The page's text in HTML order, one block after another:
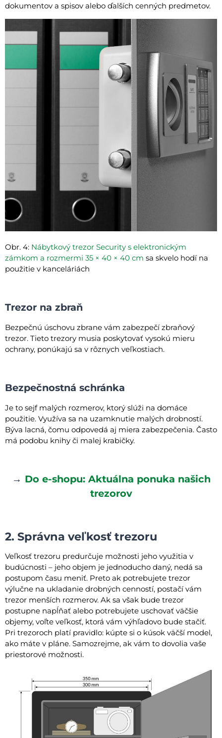
dokumentov a spisov alebo ďalších cenných predmetov.
Obr. 4: Nábytkový trezor Security s elektronickým
zámkom a rozmermi 35 × 40 × 40 cm sa skvelo hodí na
použitie v kanceláriách
Trezor na zbraň
Bezpečnú úschovu zbrane vám zabezpečí zbraňový
trezor. Tieto trezory musia poskytovať vysokú mieru
ochrany, ponúkajú sa v rôznych veľkostiach.
Bezpečnostná schránka
Je to sejf malých rozmerov, ktorý slúži na domáce
použitie. Využíva sa na uzamknutie malých drobností.
Býva lacná, čomu odpovedá aj miera zabezpečenia. Často
má podobu knihy či malej krabičky.
→ Do e-shopu: Aktuálna ponuka našich
trezorov
2. Správna veľkosť trezoru
Veľkosť trezoru predurčuje možnosti jeho využitia v
budúcnosti – jeho objem je jednoducho daný, nedá sa
postupom času meniť. Preto ak potrebujete trezor
výlučne na ukladanie drobných cenností, postačí vám
trezor menších rozmerov. Ak sa však bude trezor
postupne napĺňať alebo potrebujete uschovať väčšie
objemy, voľte veľkosť, ktorá vám výhľadovo bude stačiť.
Pri trezoroch platí pravidlo: kúpte si o kúsok väčší model,
ako máte v pláne. Samozrejme, ak vám to dovolia vaše
priestorové možnosti.